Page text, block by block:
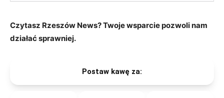
Czytasz Rzeszów News? Twoje wsparcie pozwoli nam
działać sprawniej.
Postaw kawę za: